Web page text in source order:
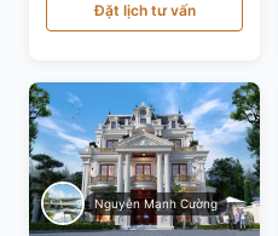
Đặt lịch tư vấn
Nguyễn Mạnh Cường